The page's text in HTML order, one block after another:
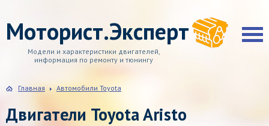
Моторист.Эксперт
Модели и характеристики двигателей,
информация по ремонту и тюнингу
Главная Автомобили Toyota
Двигатели Toyota Aristo